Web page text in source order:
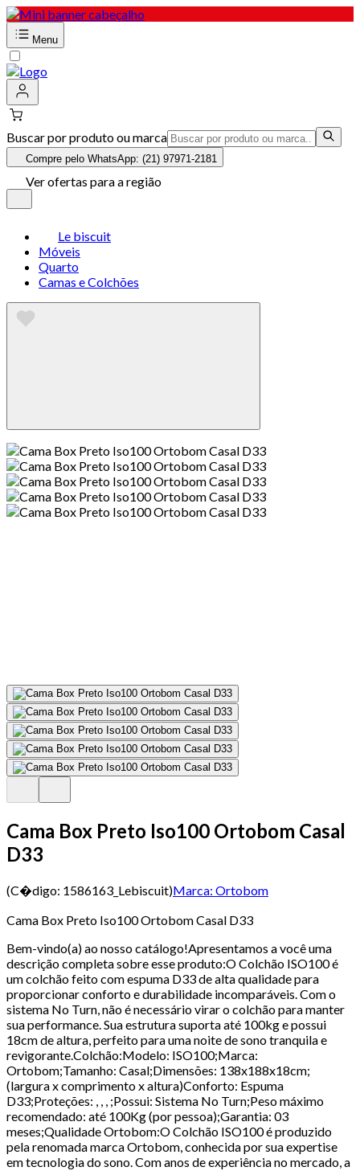
Menu
Buscar por produto ou marca
Compre pelo WhatsApp: (21) 97971-2181
Ver ofertas para a região
Le biscuit
Móveis
Quarto
Camas e Colchões
Cama Box Preto Iso100 Ortobom Casal
D33
(C�digo: 1586163_Lebiscuit)Marca: Ortobom
Cama Box Preto Iso100 Ortobom Casal D33
Bem-vindo(a) ao nosso catálogo!Apresentamos a você uma
descrição completa sobre esse produto:O Colchão ISO100 é
um colchão feito com espuma D33 de alta qualidade para
proporcionar conforto e durabilidade incomparáveis. Com o
sistema No Turn, não é necessário virar o colchão para manter
sua performance. Sua estrutura suporta até 100kg e possui
18cm de altura, perfeito para uma noite de sono tranquila e
revigorante.Colchão:Modelo: ISO100;Marca:
Ortobom;Tamanho: Casal;Dimensões: 138x188x18cm;
(largura x comprimento x altura)Conforto: Espuma
D33;Proteções: , , , ;Possui: Sistema No Turn;Peso máximo
recomendado: até 100Kg (por pessoa);Garantia: 03
meses;Qualidade Ortobom:O Colchão ISO100 é produzido
pela renomada marca Ortobom, conhecida por sua expertise
em tecnologia do sono. Com anos de experiência no mercado, a